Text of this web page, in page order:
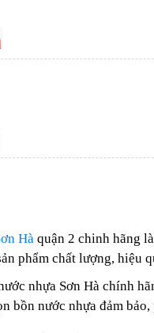
Hà quận 2 chinh hãng
phẩm chất lượng, hiệu
nhựa Sơn Hà chính
bồn nước nhựa đảm bảo,